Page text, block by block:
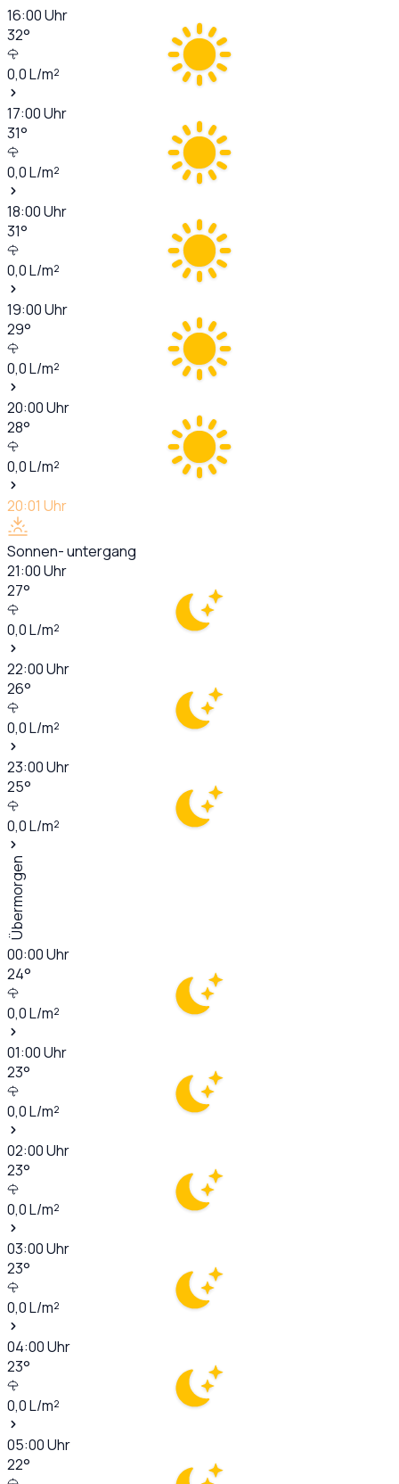
16:00Uhr
32°
0,0L/m²
17:00Uhr
31°
0,0L/m²
18:00Uhr
31°
0,0L/m²
19:00Uhr
29°
0,0L/m²
20:00Uhr
28°
0,0L/m²
20:01 Uhr
Sonnen- untergang
21:00Uhr
27°
0,0L/m²
22:00Uhr
26°
0,0L/m²
23:00Uhr
25°
0,0L/m²
Übermorgen
00:00Uhr
24°
0,0L/m²
01:00Uhr
23°
0,0L/m²
02:00Uhr
23°
0,0L/m²
03:00Uhr
23°
0,0L/m²
04:00Uhr
23°
0,0L/m²
05:00Uhr
22°